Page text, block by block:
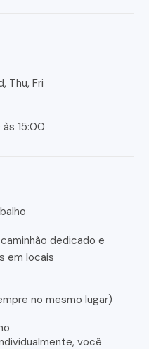
Thu, Fri
15:00
dedicado e
em locais
no mesmo lugar)
você